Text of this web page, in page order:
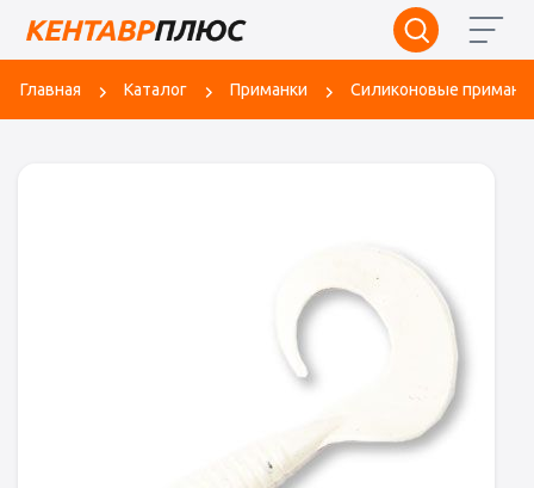
Главная Каталог Приманки Силиконовые